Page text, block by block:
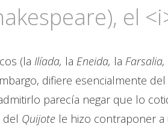
el
(la Ilíada, la Eneida, la Farsalia,
difiere esencialmente
parecía negar que lo
Quijote le hizo contraponer